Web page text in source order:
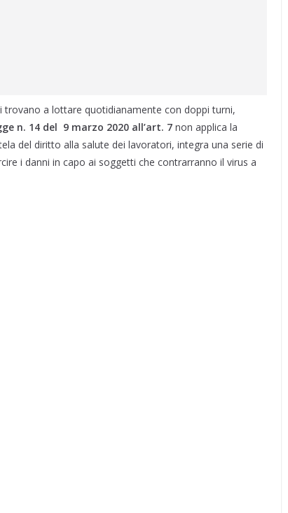
a lottare quotidianamente con doppi turni,
n. 14 del 9 marzo 2020 all’art. 7 non applica la
del diritto alla salute dei lavoratori, integra una serie di
i danni in capo ai soggetti che contrarranno il virus a